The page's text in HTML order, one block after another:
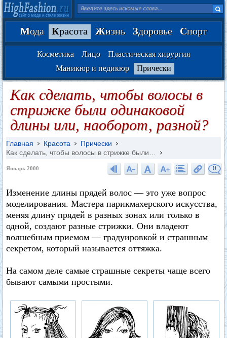
Мода Красота Жизнь Здоровье Спорт
Косметика Лицо
Пластическая хирургия
Маникюр и педикюр
Прически
Как сделать, чтобы волосы в
стрижке были одинаковой
длины или, наоборот, разной?
Главная Красота
Прически
Как сделать, чтобы волосы в стрижке были…
Январь 2000 0
Изменение длины прядей волос — это уже вопрос
моделирования. Мастера парикмахерского искусства,
меняя длину прядей в разных зонах или только в
одной, создают разные стрижки. Они владеют
волшебным приемом — градуировкой и страшным
секретом, который называется оттяжка.
На самом деле самые страшные секреты чаще всего
бывают самыми простыми.